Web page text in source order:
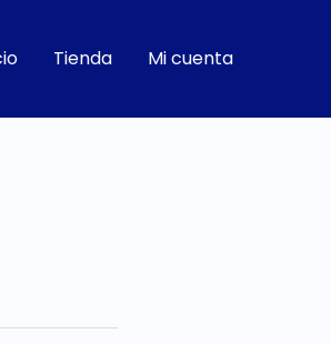
Tienda Mi cuenta